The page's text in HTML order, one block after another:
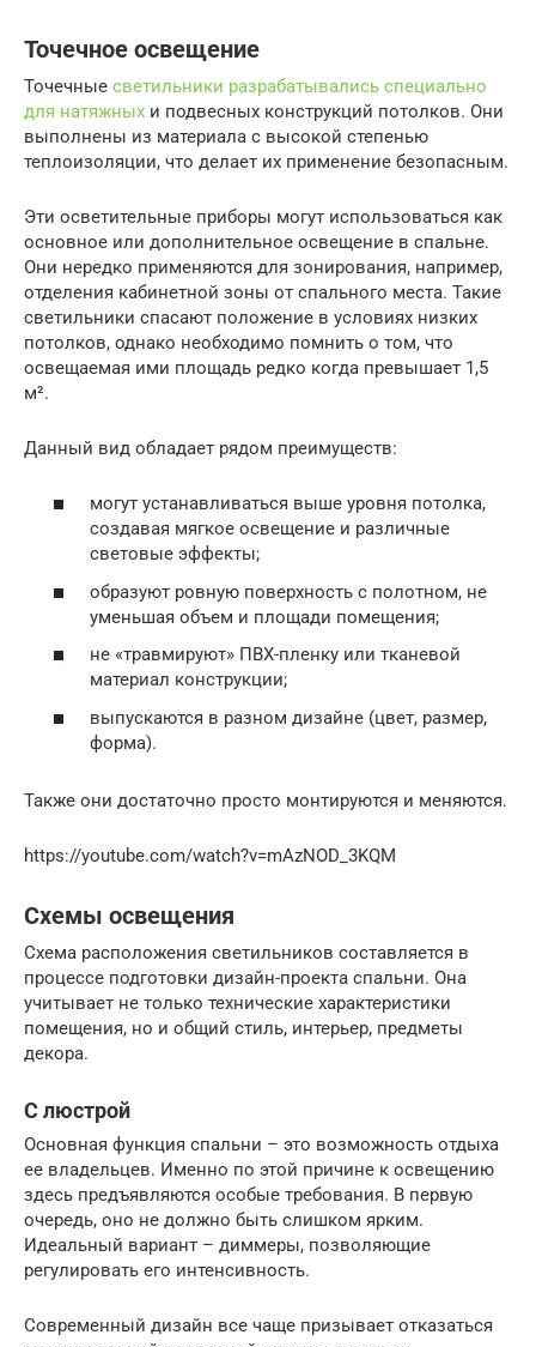
Точечное освещение
Точечные светильники разрабатывались специально
для натяжных и подвесных конструкций потолков. Они
выполнены из материала с высокой степенью
теплоизоляции, что делает их применение безопасным.
Эти осветительные приборы могут использоваться как
основное или дополнительное освещение в спальне.
Они нередко применяются для зонирования, например,
отделения кабинетной зоны от спального места. Такие
светильники спасают положение в условиях низких
потолков, однако необходимо помнить о том, что
освещаемая ими площадь редко когда превышает 1,5
м².
Данный вид обладает рядом преимуществ:
могут устанавливаться выше уровня потолка,
создавая мягкое освещение и различные
световые эффекты;
образуют ровную поверхность с полотном, не
уменьшая объем и площади помещения;
не «травмируют» ПВХ-пленку или тканевой
материал конструкции;
выпускаются в разном дизайне (цвет, размер,
форма).
Также они достаточно просто монтируются и меняются.
https://youtube.com/watch?v=mAzNOD_3KQM
Схемы освещения
Схема расположения светильников составляется в
процессе подготовки дизайн-проекта спальни. Она
учитывает не только технические характеристики
помещения, но и общий стиль, интерьер, предметы
декора.
С люстрой
Основная функция спальни – это возможность отдыха
ее владельцев. Именно по этой причине к освещению
здесь предъявляются особые требования. В первую
очередь, оно не должно быть слишком ярким.
Идеальный вариант – диммеры, позволяющие
регулировать его интенсивность.
Современный дизайн все чаще призывает отказаться